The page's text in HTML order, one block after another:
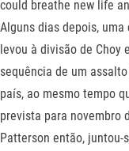
could breathe new life
Alguns dias depois,
levou à divisão de Choy
sequência de um
país, ao mesmo tempo
prevista para novembro
Patterson então, juntou-